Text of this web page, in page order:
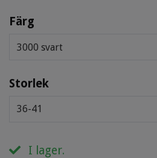
Färg
3000 svart
Storlek
36-41
I lager.